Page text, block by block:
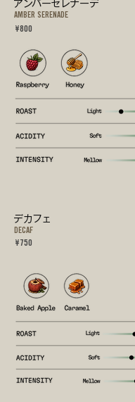
アンバーセレナーデ
AMBER SERENADE
¥800
デカフェ
DECAF
¥750